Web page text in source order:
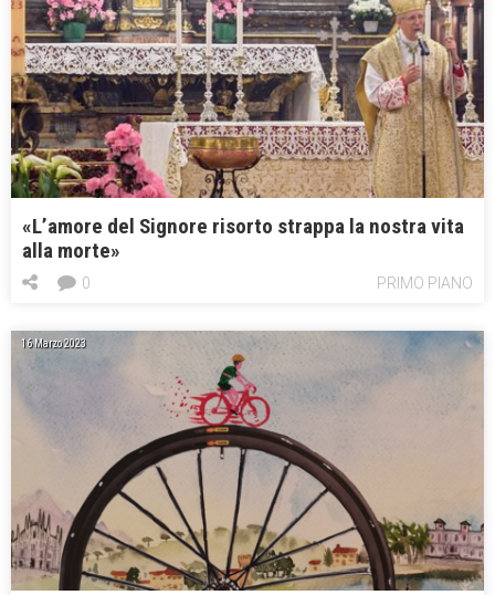
«L’amore del Signore risorto strappa la nostra vita
alla morte»
PRIMO PIANO
0
16 Marzo 2023